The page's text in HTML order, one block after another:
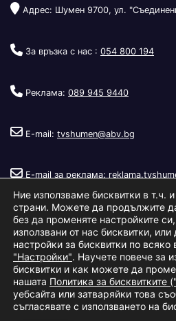
Адрес: Шумен 9700, ул.
За връзка с нас : 054 800 194
Реклама: 089 945 9440
E-mail: tvshumen@abv.bg
E-mail за реклама:
Copyright © 2026Телевизия Шумен
Ltd.
За насРекламаУсловия за
Ние използваме бисквитки в т.ч.
страни. Можете да продължите
без да променяте настройките
използвани от нас бисквитки,
настройки за бисквитки по
"Настройки". Научете повече за
бисквитки и как можете да
нашата Политика за бисквитките
уебсайта или затваряйки това
съгласявате с използването на